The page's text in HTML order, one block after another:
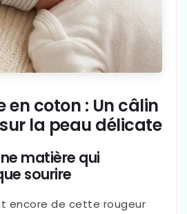
en coton : Un câlin
la peau délicate
matière qui
sourire
encore de cette rougeur